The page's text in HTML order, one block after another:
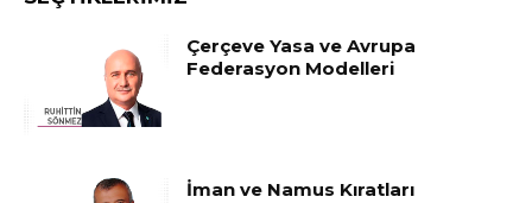
Çerçeve Yasa ve Avrupa
Federasyon Modelleri
İman ve Namus Kıratları